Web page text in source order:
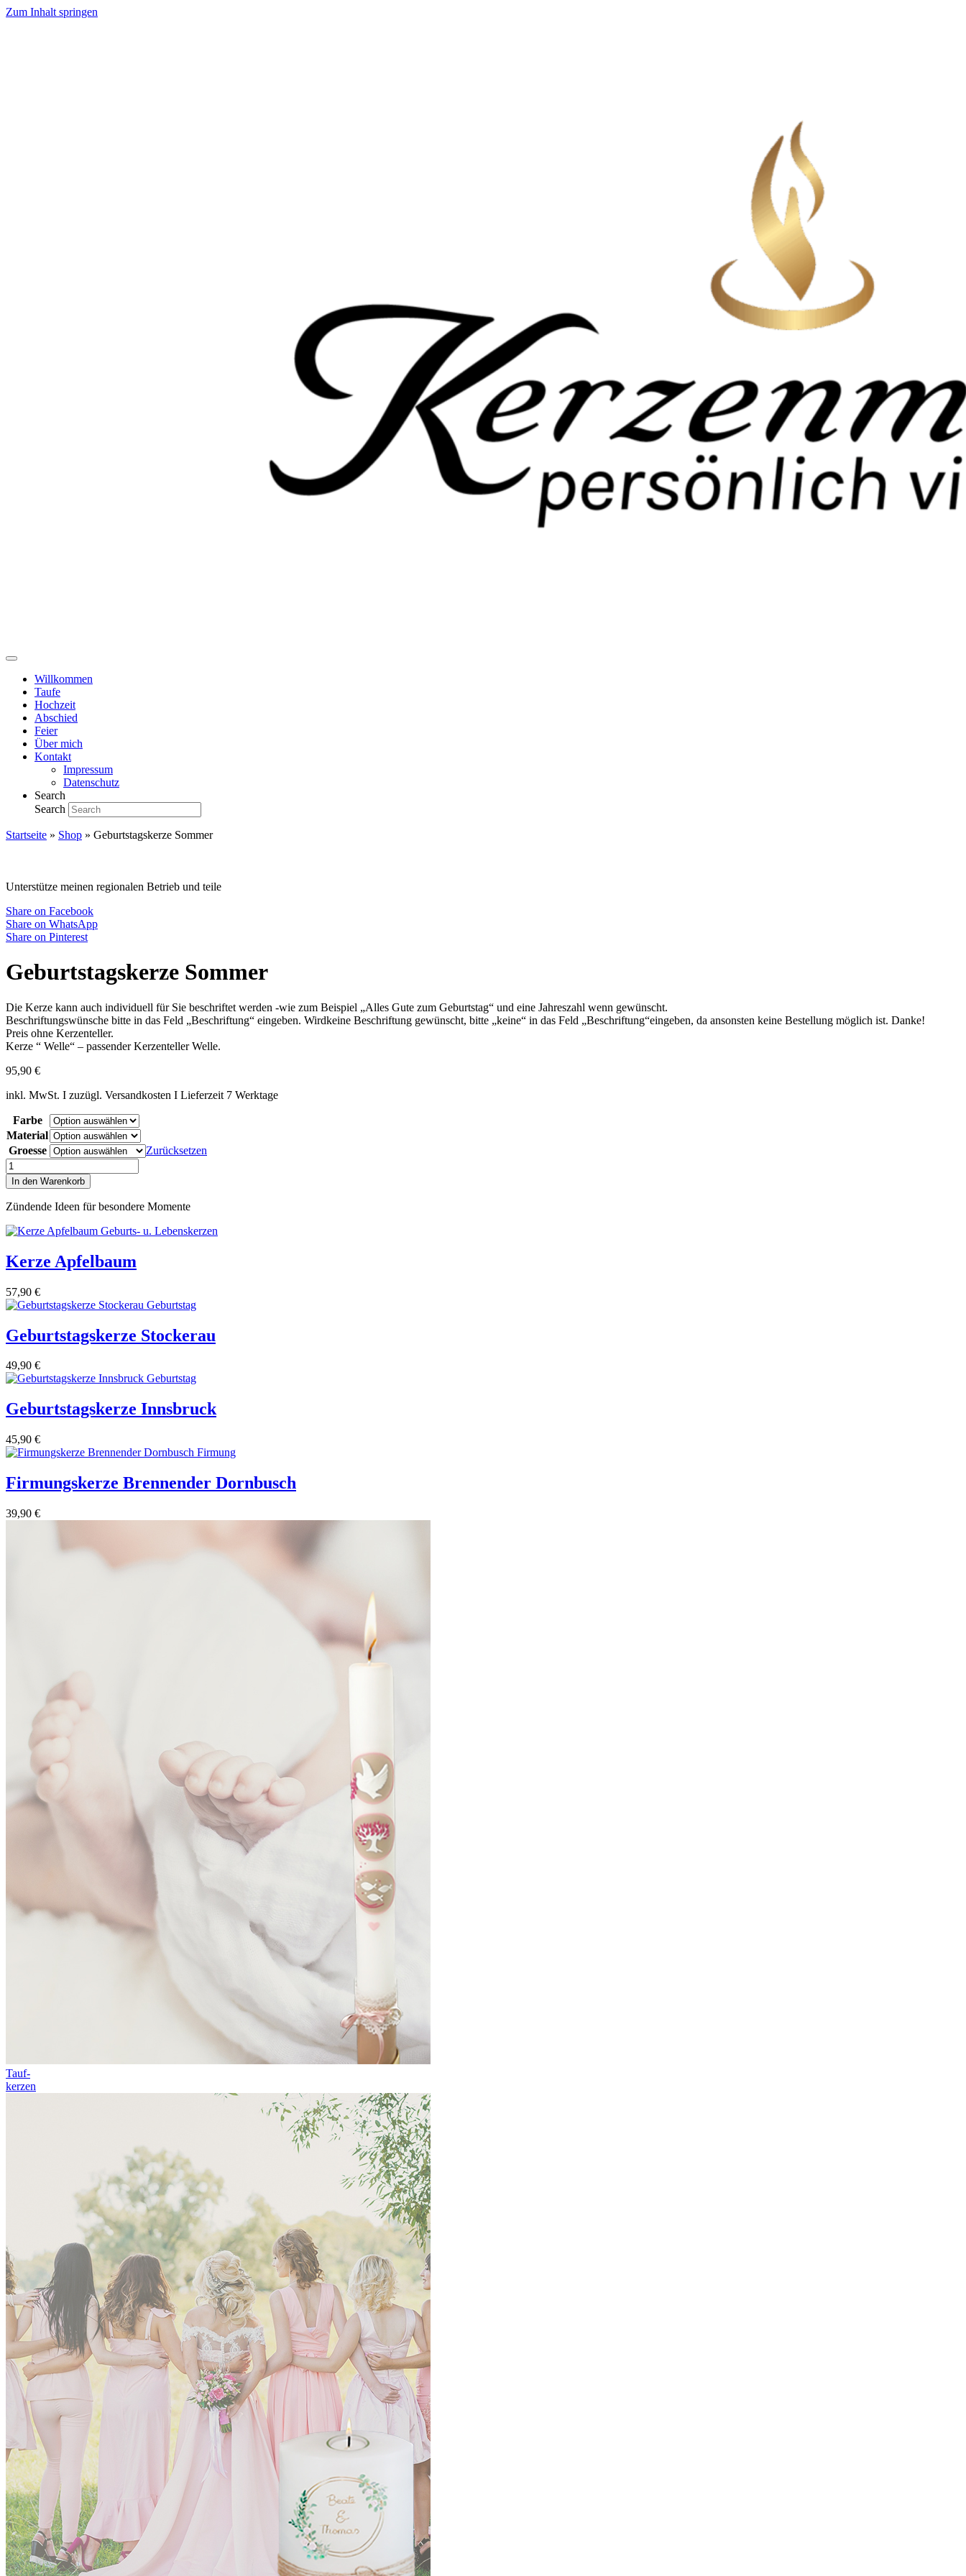
Zum Inhalt springen
Willkommen
Taufe
Hochzeit
Abschied
Feier
Über mich
Kontakt
Impressum
Datenschutz
Search
Search
Startseite » Shop » Geburtstagskerze Sommer
Unterstütze meinen regionalen Betrieb und teile
Share on Facebook
Share on WhatsApp
Share on Pinterest
Geburtstagskerze Sommer
Die Kerze kann auch individuell für Sie beschriftet werden -wie zum Beispiel „Alles Gute zum Geburtstag“ und eine Jahreszahl wenn gewünscht.
Beschriftungswünsche bitte in das Feld „Beschriftung“ eingeben. Wirdkeine Beschriftung gewünscht, bitte „keine“ in das Feld „Beschriftung“eingeben, da ansonsten keine Bestellung möglich ist. Danke!
Preis ohne Kerzenteller.
Kerze “ Welle“ – passender Kerzenteller Welle.
95,90 €
inkl. MwSt. I zuzügl. Versandkosten I Lieferzeit 7 Werktage
Farbe
Material
Groesse
Zurücksetzen
Geburtstagskerze
Sommer
Menge
In den Warenkorb
Zündende Ideen für besondere Momente
Kerze Apfelbaum
57,90 €
Geburtstagskerze Stockerau
49,90 €
Geburtstagskerze Innsbruck
45,90 €
Firmungskerze Brennender Dornbusch
39,90 €
Tauf-
kerzen